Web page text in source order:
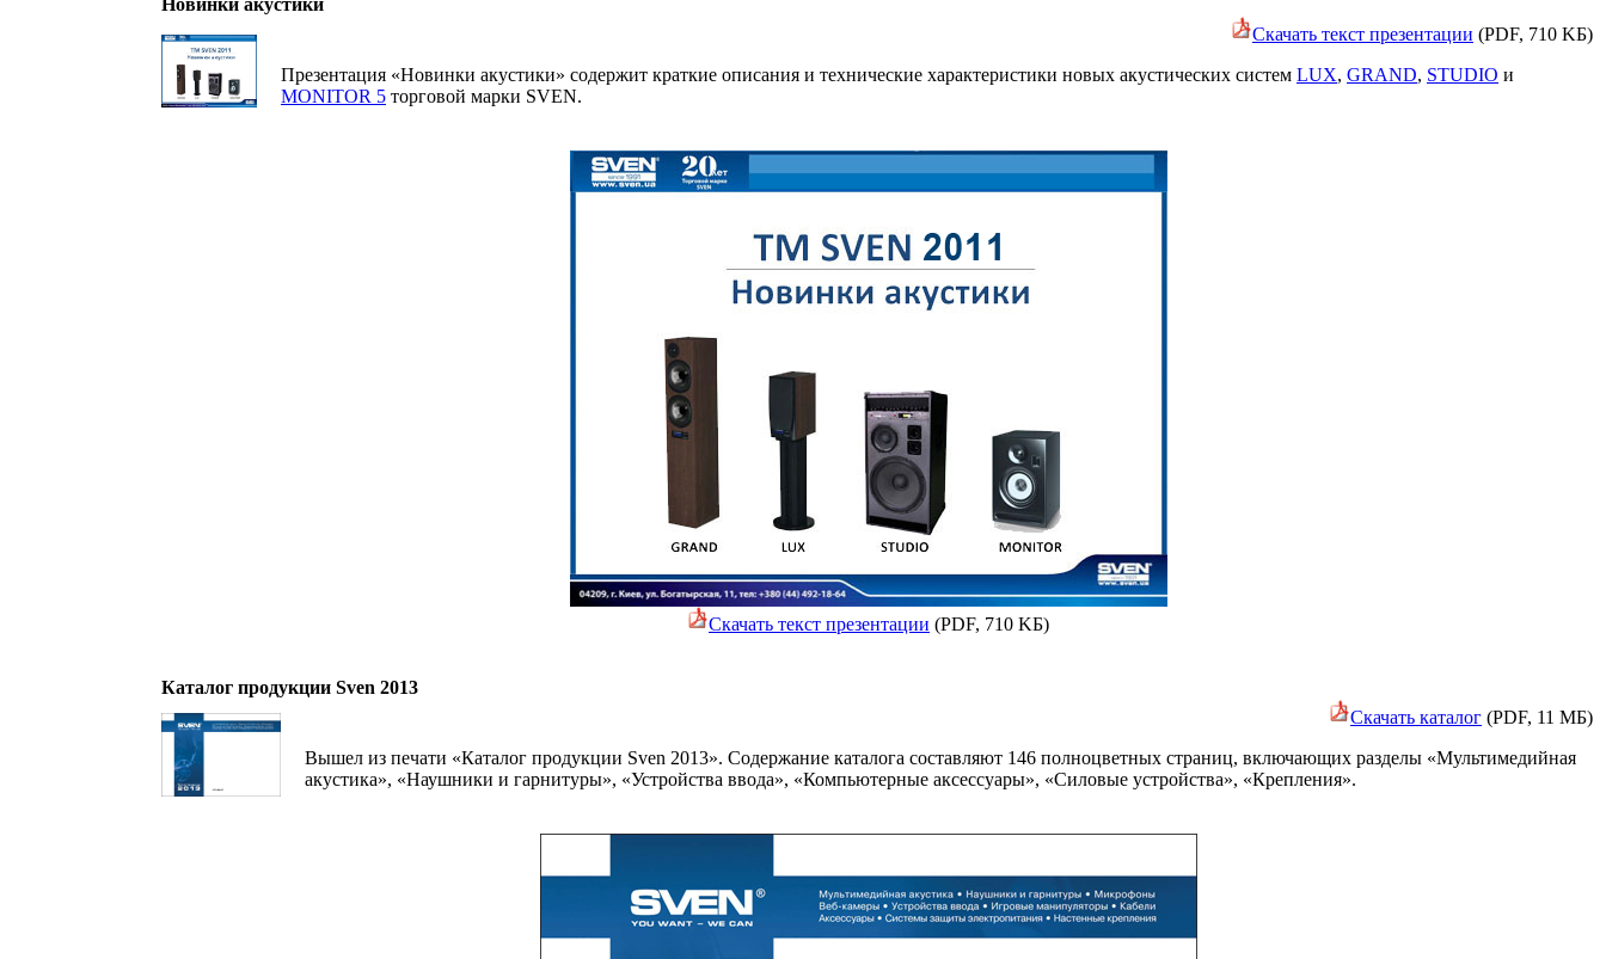
Новинки акустики
Скачать текст презентации (PDF, 710 KБ)
Презентация «Новинки акустики» содержит краткие описания и технические характеристики новых акустических систем LUX, GRAND, STUDIO и
MONITOR 5 торговой марки SVEN.
Скачать текст презентации (PDF, 710 KБ)
Каталог продукции Sven 2013
Скачать каталог (PDF, 11 МБ)
Вышел из печати «Каталог продукции Sven 2013». Содержание каталога составляют 146 полноцветных страниц, включающих разделы «Мультимедийная
акустика», «Наушники и гарнитуры», «Устройства ввода», «Компьютерные аксессуары», «Силовые устройства», «Крепления».